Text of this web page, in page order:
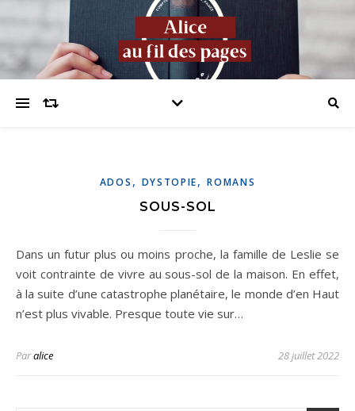
ADOS , DYSTOPIE,ROMANS
SOUS-SOL
Dans un futur plus ou moins proche, la famille de Leslie se
voit contrainte de vivre au sous-sol de la maison. En effet,
à la suite d’une catastrophe planétaire, le monde d’en Haut
n’est plus vivable. Presque toute vie sur…
Paralice 28 juillet 2022